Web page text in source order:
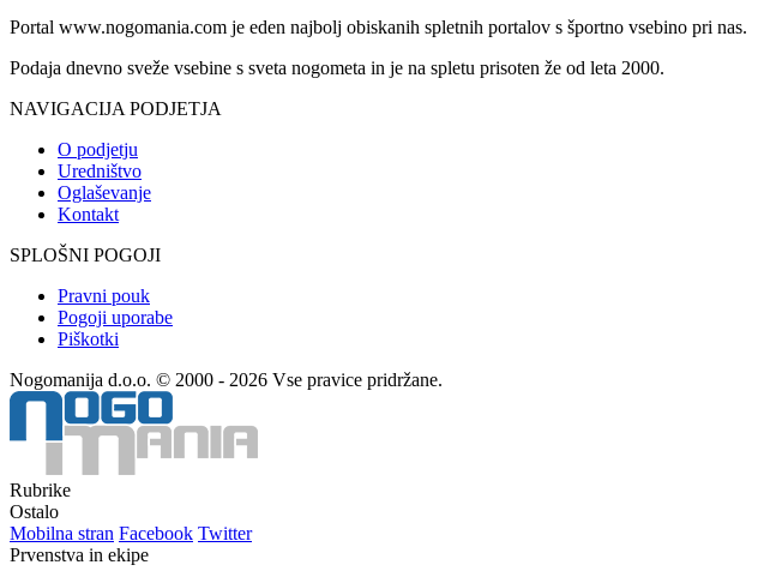
Portal www.nogomania.com je eden najbolj obiskanih spletnih portalov s športno vsebino pri nas.
Podaja dnevno sveže vsebine s sveta nogometa in je na spletu prisoten že od leta 2000.
NAVIGACIJA PODJETJA
O podjetju
Uredništvo
Oglaševanje
Kontakt
SPLOŠNI POGOJI
Pravni pouk
Pogoji uporabe
Piškotki
Nogomanija d.o.o. © 2000 - 2026 Vse pravice pridržane.
Rubrike
Ostalo
Mobilna stran Facebook Twitter
Prvenstva in ekipe